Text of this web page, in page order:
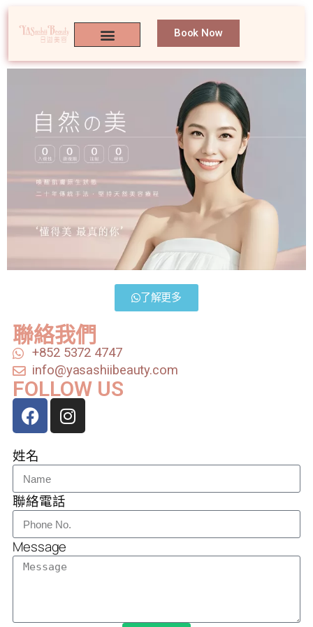
Book Now
了解更多
聯絡我們
+852 5372 4747
info@yasashiibeauty.com
FOLLOW US
姓名
聯絡電話
Message